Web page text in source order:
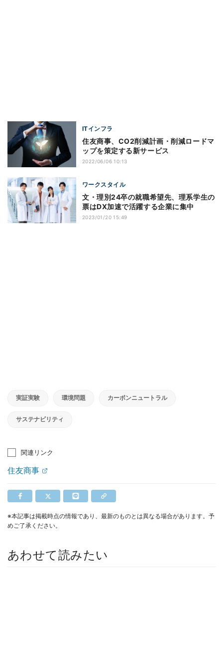
ITインフラ
住友商事、CO2削減計画・削減ロードマ
ップを策定する新サービス
2022/06/06 10:13
ワークスタイル
文・理別24卒の就職希望先、理系学生の
票はDX加速で活躍する企業に集中
2023/01/20 15:49
実証実験 環境問題 カーボンニュートラル
サステナビリティ
関連リンク
住友商事
※本記事は掲載時点の情報であり、最新のものとは異なる場合があります。予
めご了承ください。
あわせて読みたい